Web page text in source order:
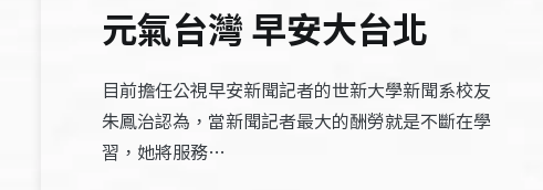
元氣台灣 早安大台北
目前擔任公視早安新聞記者的世新大學新聞系校友
朱鳳治認為，當新聞記者最大的酬勞就是不斷在學
習，她將服務…